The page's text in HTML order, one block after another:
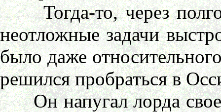
Тогда-то, через
неотложные задачи
было даже
решился пробраться в
Он напугал лорда